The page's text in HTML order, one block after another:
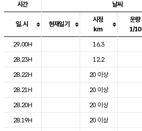
도시별 기상실황표로 지점, 날씨, 기온, 강
시간 날씨
일.시 현재일기
시정
km
운량
1/10
29.00H
16.3
28.23H
12.2
28.22H
20 이상
28.21H
20 이상
28.20H
20 이상
28.19H
20 이상